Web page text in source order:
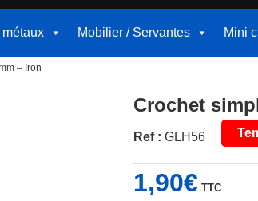
Mobilier / Servantes Mini
– Iron
Crochet
Ref : GLH56
1,90€ TTC